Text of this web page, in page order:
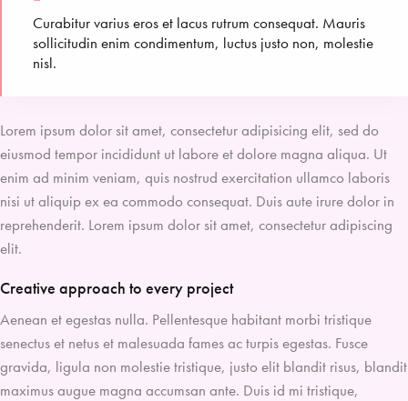
Curabitur varius eros et lacus rutrum consequat. Mauris
sollicitudin enim condimentum, luctus justo non, molestie
nisl.
Lorem ipsum dolor sit amet, consectetur adipisicing elit, sed do
eiusmod tempor incididunt ut labore et dolore magna aliqua. Ut
enim ad minim veniam, quis nostrud exercitation ullamco laboris
nisi ut aliquip ex ea commodo consequat. Duis aute irure dolor in
reprehenderit. Lorem ipsum dolor sit amet, consectetur adipiscing
elit.
Creative approach to every project
Aenean et egestas nulla. Pellentesque habitant morbi tristique
senectus et netus et malesuada fames ac turpis egestas. Fusce
gravida, ligula non molestie tristique, justo elit blandit risus, blandit
maximus augue magna accumsan ante. Duis id mi tristique,